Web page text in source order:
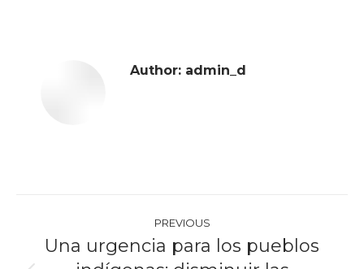
Author: admin_d
navigation
PREVIOUS
Una urgencia para los pueblos